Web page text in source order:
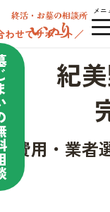
メニ
わせてサポート／
紀
費用・業